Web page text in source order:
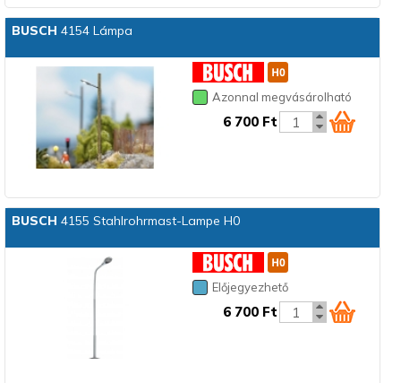
BUSCH 4154 Lámpa
Azonnal megvásárolható
6 700 Ft
BUSCH 4155 Stahlrohrmast-Lampe H0
Előjegyezhető
6 700 Ft